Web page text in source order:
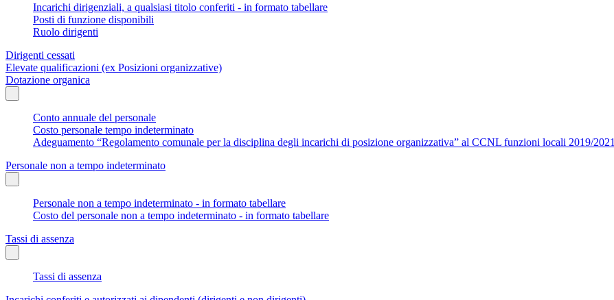
Incarichi dirigenziali, a qualsiasi titolo conferiti - in formato tabellare
Posti di funzione disponibili
Ruolo dirigenti
Dirigenti cessati
Elevate qualificazioni (ex Posizioni organizzative)
Dotazione organica
Conto annuale del personale
Costo personale tempo indeterminato
Adeguamento “Regolamento comunale per la disciplina degli incarichi di posizione organizzativa” al CCNL funzioni locali 2019/2021
Personale non a tempo indeterminato
Personale non a tempo indeterminato - in formato tabellare
Costo del personale non a tempo indeterminato - in formato tabellare
Tassi di assenza
Tassi di assenza